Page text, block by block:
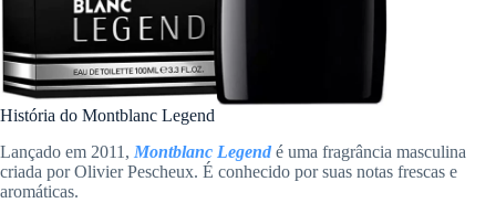
História do Montblanc Legend
Lançado em 2011, Montblanc Legend é uma fragrância masculina
criada por Olivier Pescheux. É conhecido por suas notas frescas e
aromáticas.